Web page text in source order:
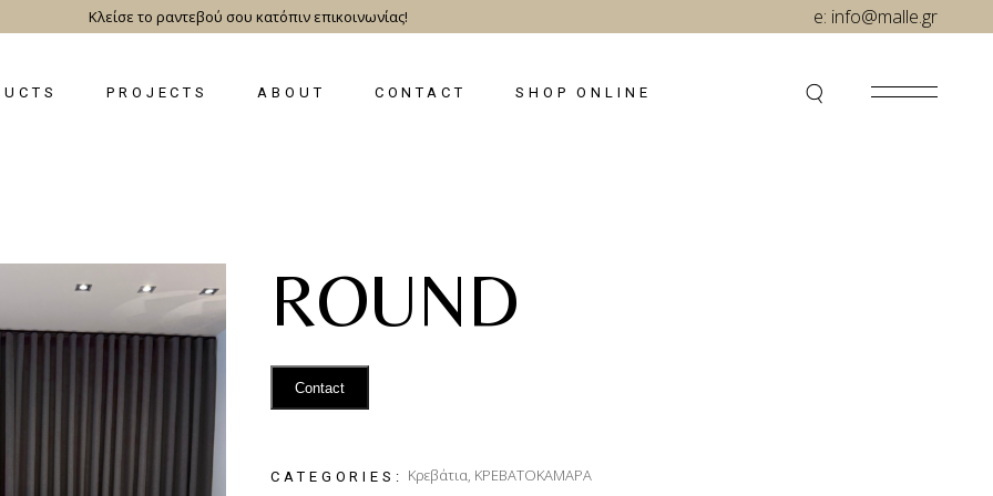
Κλείσε το ραντεβού σου κατόπιν επικοινωνίας! e: info@malle.gr
PROJECTS ABOUT CONTACT SHOP ONLINE
ROUND
Contact
CATEGORIES: Κρεβάτια, ΚΡΕΒΑΤΟΚΑΜΑΡΑ